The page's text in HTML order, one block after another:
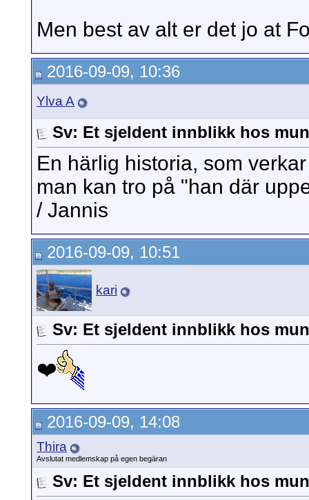
Men best av alt er det jo at
2016-09-09, 10:36
Ylva A
Sv: Et sjeldent innblikk hos
En härlig historia, som
man kan tro på "han där
/ Jannis
2016-09-09, 10:51
kari
Sv: Et sjeldent innblikk hos
❤️
2016-09-09, 14:08
Thira
Avslutat medlemskap på egen begäran
Sv: Et sjeldent innblikk hos